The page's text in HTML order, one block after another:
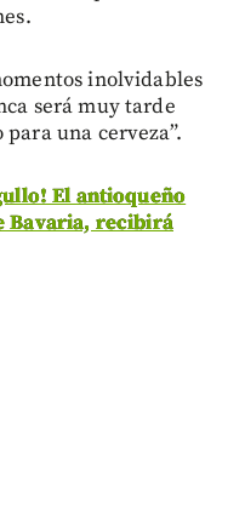
inolvidables
será muy tarde
una cerveza”.
El antioqueño
Bavaria, recibirá